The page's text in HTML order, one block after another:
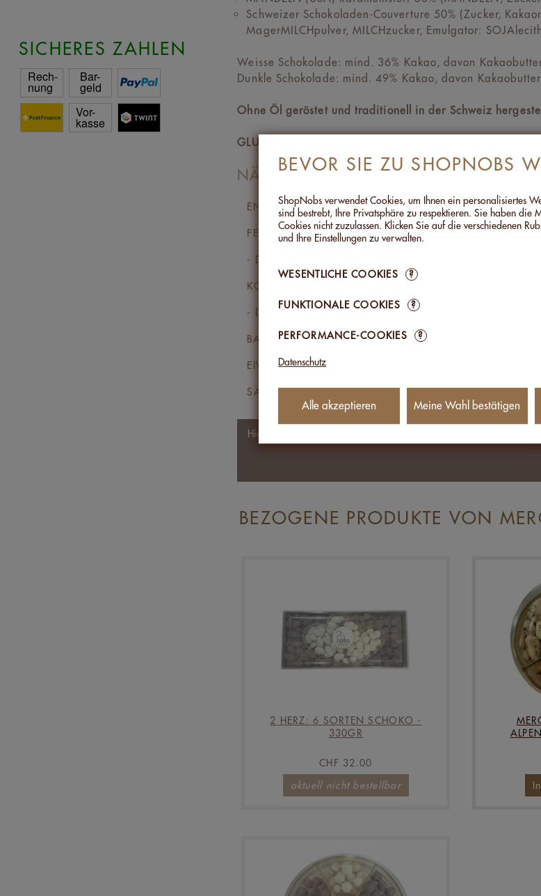
SICHERES ZAHLEN
Schweizer Schokoladen-Couverture 50% (Zucker,
MagerMILCHpulver, MILCHzucker, Emulgator:
Weisse Schokolade: mind. 36% Kakao, davon
Dunkle Schokolade: mind. 49% Kakao, davon
Ohne Öl geröstet und traditionell in der Schweiz
GLUTENFREI
NÄHRWERTE (FÜR 100G)
ENERGIE 2466kJ/588kcal
FETT 44,4g
- DAVON GESÄTTIGTE FETTSÄUREN
KOHLENHYDRATE
- DAVON ZUCKER
BALLASTSTOFFE
EIWEISS
SALZ 0,11g
Hier empfehlen
BEZOGENE PRODUKTE VON
2 HERZ: 6 SORTEN SCHOKO -
330GR
CHF 32.00
aktuell nicht bestellbar
BEVOR SIE ZU SHOPNOBS
ShopNobs verwendet Cookies, um Ihnen ein personalisiertes
sind bestrebt, Ihre Privatsphäre zu respektieren. Sie haben die
Cookies nicht zuzulassen. Klicken Sie auf die verschiedenen
und Ihre Einstellungen zu verwalten.
WESENTLICHE COOKIES ?
FUNKTIONALE COOKIES ?
PERFORMANCE-COOKIES ?
Datenschutz
Alle akzeptieren Meine Wahl bestätigen